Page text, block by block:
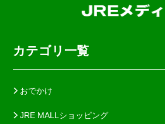
カテゴリ一覧
おでかけ
JRE MALLショッピング